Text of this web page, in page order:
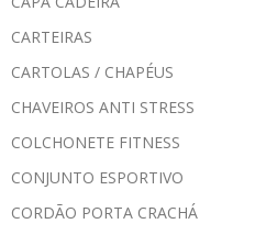
CARTEIRAS
CARTOLAS / CHAPÉUS
CHAVEIROS ANTI STRESS
COLCHONETE FITNESS
CONJUNTO ESPORTIVO
CORDÃO PORTA CRACHÁ